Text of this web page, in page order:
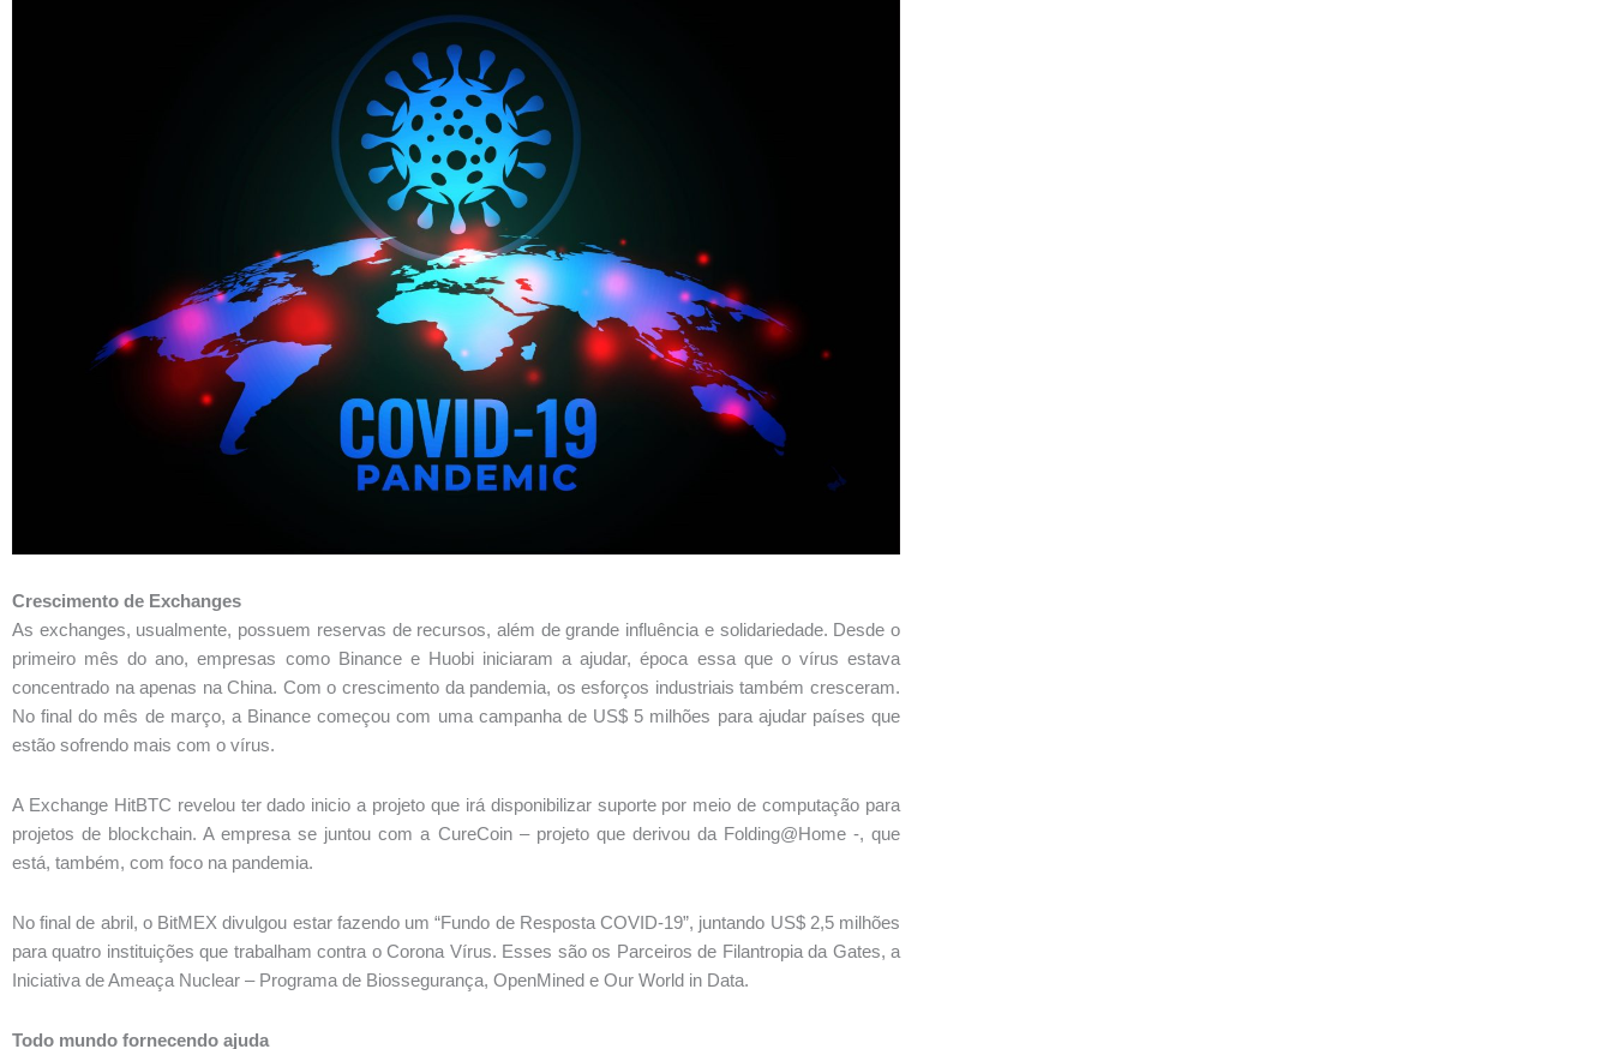
Crescimento de Exchanges
As exchanges, usualmente, possuem reservas de recursos, além de grande influência e solidariedade. Desde o
primeiro mês do ano, empresas como Binance e Huobi iniciaram a ajudar, época essa que o vírus estava
concentrado na apenas na China. Com o crescimento da pandemia, os esforços industriais também cresceram.
No final do mês de março, a Binance começou com uma campanha de US$ 5 milhões para ajudar países que
estão sofrendo mais com o vírus.
A Exchange HitBTC revelou ter dado inicio a projeto que irá disponibilizar suporte por meio de computação para
projetos de blockchain. A empresa se juntou com a CureCoin – projeto que derivou da Folding@Home -, que
está, também, com foco na pandemia.
No final de abril, o BitMEX divulgou estar fazendo um “Fundo de Resposta COVID-19”, juntando US$ 2,5 milhões
para quatro instituições que trabalham contra o Corona Vírus. Esses são os Parceiros de Filantropia da Gates, a
Iniciativa de Ameaça Nuclear – Programa de Biossegurança, OpenMined e Our World in Data.
Todo mundo fornecendo ajuda